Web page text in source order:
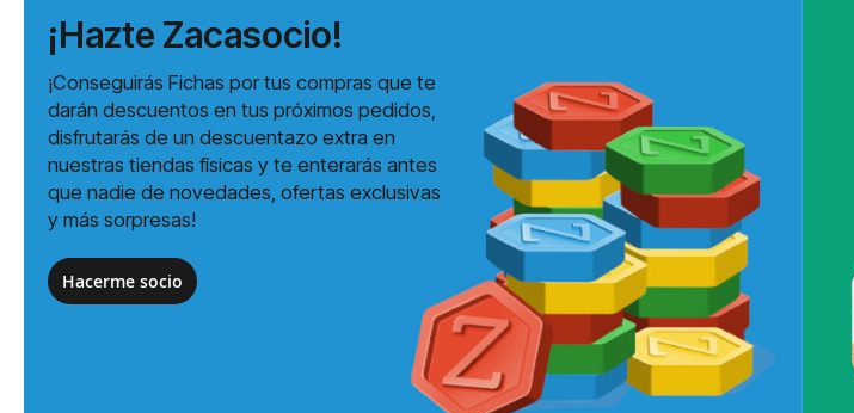
¡Hazte Zacasocio!
¡Conseguirás Fichas por tus compras que te
darán descuentos en tus próximos pedidos,
disfrutarás de un descuentazo extra en
nuestras tiendas físicas y te enterarás antes
que nadie de novedades, ofertas exclusivas
y más sorpresas!
Hacerme socio